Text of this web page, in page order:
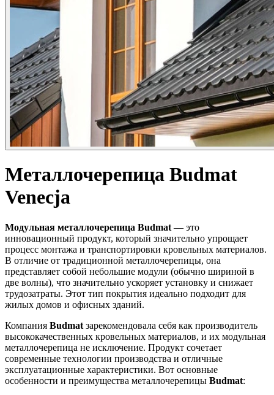
Металлочерепица Budmat
Venecja
Модульная металлочерепица Budmat — это
инновационный продукт, который значительно упрощает
процесс монтажа и транспортировки кровельных материалов.
В отличие от традиционной металлочерепицы, она
представляет собой небольшие модули (обычно шириной в
две волны), что значительно ускоряет установку и снижает
трудозатраты. Этот тип покрытия идеально подходит для
жилых домов и офисных зданий.
Компания Budmat зарекомендовала себя как производитель
высококачественных кровельных материалов, и их модульная
металлочерепица не исключение. Продукт сочетает
современные технологии производства и отличные
эксплуатационные характеристики. Вот основные
особенности и преимущества металлочерепицы Budmat: